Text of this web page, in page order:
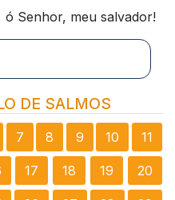
ó Senhor, meu salvador!
DE SALMOS
7 8 9 10 11
17 18 19 20